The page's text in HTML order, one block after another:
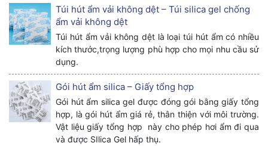
Túi hút ẩm vải không dệt – Túi silica gel chống
ẩm vải không dệt
Túi hút ẩm vải không dệt là loại túi hút ẩm có nhiều
kích thước,trọng lượng phù hợp cho mọi nhu cầu sử
dụng.
Gói hút ẩm silica – Giấy tổng hợp
Gói hút ẩm silica gel được đóng gói bằng giấy tổng
hợp, là gói hút ẩm giá rẻ, thân thiện với môi trường.
Vật liệu giấy tổng hợp này cho phép hơi ẩm đi qua
và được SIlica Gel hấp thụ.